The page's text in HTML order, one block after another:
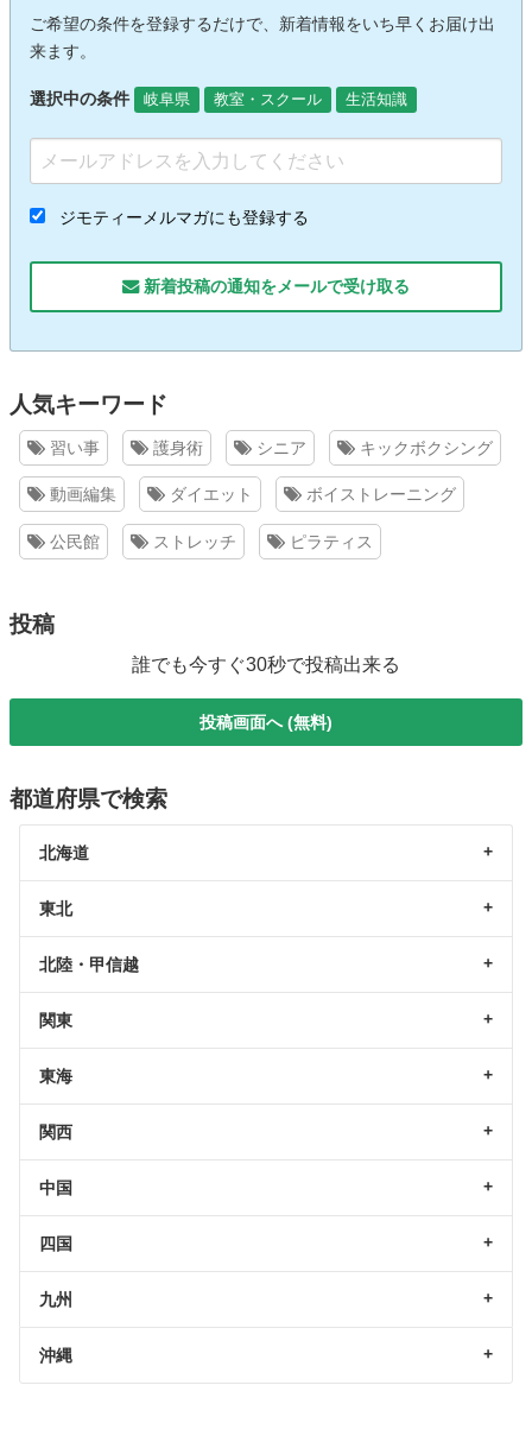
ご希望の条件を登録するだけで、新着情報をいち早くお届け出
来ます。
選択中の条件 岐阜県 教室・スクール 生活知識
ジモティーメルマガにも登録する
新着投稿の通知をメールで受け取る
人気キーワード
習い事 護身術 シニア キックボクシング
動画編集 ダイエット ボイストレーニング
公民館 ストレッチ ピラティス
投稿
誰でも今すぐ30秒で投稿出来る
投稿画面へ (無料)
都道府県で検索
北海道
東北
北陸・甲信越
関東
東海
関西
中国
四国
九州
沖縄